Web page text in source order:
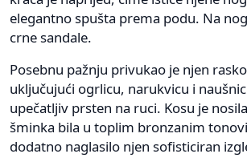
elegantno spušta prema podu. Na
crne sandale.
Posebnu pažnju privukao je njen
uključujući ogrlicu, narukvicu i
upečatljiv prsten na ruci. Kosu je
šminka bila u toplim bronzanim
dodatno naglasilo njen sofisticiran